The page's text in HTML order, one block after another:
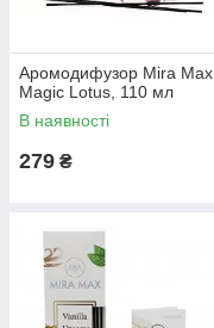
Аромодифузор Mira Max
Magic Lotus, 110 мл
В наявності
279 ₴